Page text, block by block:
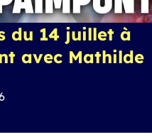
du 14 juillet à
avec Mathilde